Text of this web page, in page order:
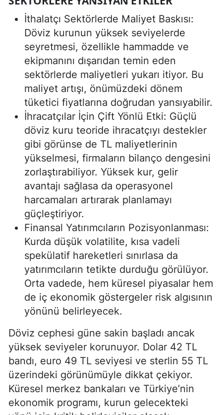
İthalatçı Sektörlerde Maliyet Baskısı:
Döviz kurunun yüksek seviyelerde
seyretmesi, özellikle hammadde ve
ekipmanını dışarıdan temin eden
sektörlerde maliyetleri yukarı itiyor. Bu
maliyet artışı, önümüzdeki dönem
tüketici fiyatlarına doğrudan yansıyabilir.
İhracatçılar İçin Çift Yönlü Etki: Güçlü
döviz kuru teoride ihracatçıyı destekler
gibi görünse de TL maliyetlerinin
yükselmesi, firmaların bilanço dengesini
zorlaştırabiliyor. Yüksek kur, gelir
avantajı sağlasa da operasyonel
harcamaları artırarak planlamayı
güçleştiriyor.
Finansal Yatırımcıların Pozisyonlanması:
Kurda düşük volatilite, kısa vadeli
spekülatif hareketleri sınırlasa da
yatırımcıların tetikte durduğu görülüyor.
Orta vadede, hem küresel piyasalar hem
de iç ekonomik göstergeler risk algısının
yönünü belirleyecek.
Döviz cephesi güne sakin başladı ancak
yüksek seviyeler korunuyor. Dolar 42 TL
bandı, euro 49 TL seviyesi ve sterlin 55 TL
üzerindeki görünümüyle dikkat çekiyor.
Küresel merkez bankaları ve Türkiye’nin
ekonomik programı, kurun gelecekteki